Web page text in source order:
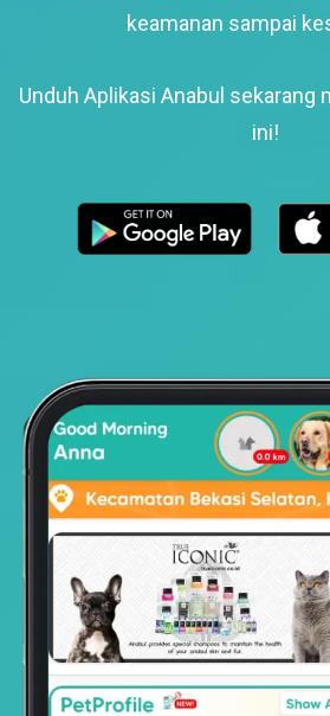
keamanan sampai
Unduh Aplikasi Anabul sekarang
ini!